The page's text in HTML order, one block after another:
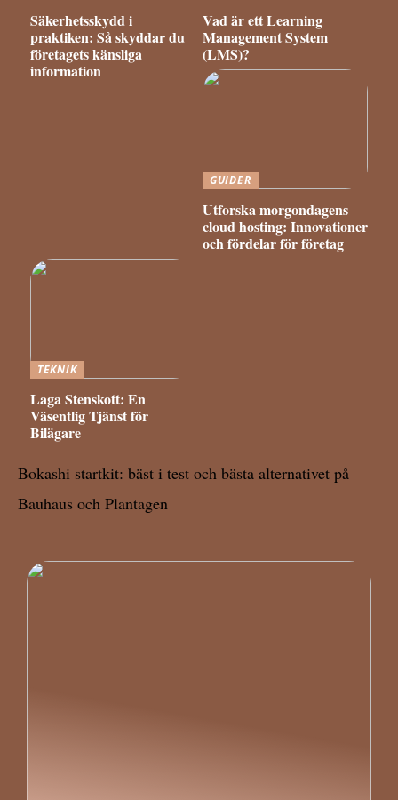
Säkerhetsskydd i
praktiken: Så skyddar du
företagets känsliga
information
Vad är ett Learning
Management System
(LMS)?
GUIDER
Utforska morgondagens
cloud hosting: Innovationer
och fördelar för företag
TEKNIK
Laga Stenskott: En
Väsentlig Tjänst för
Bilägare
Bokashi startkit: bäst i test och bästa alternativet på
Bauhaus och Plantagen